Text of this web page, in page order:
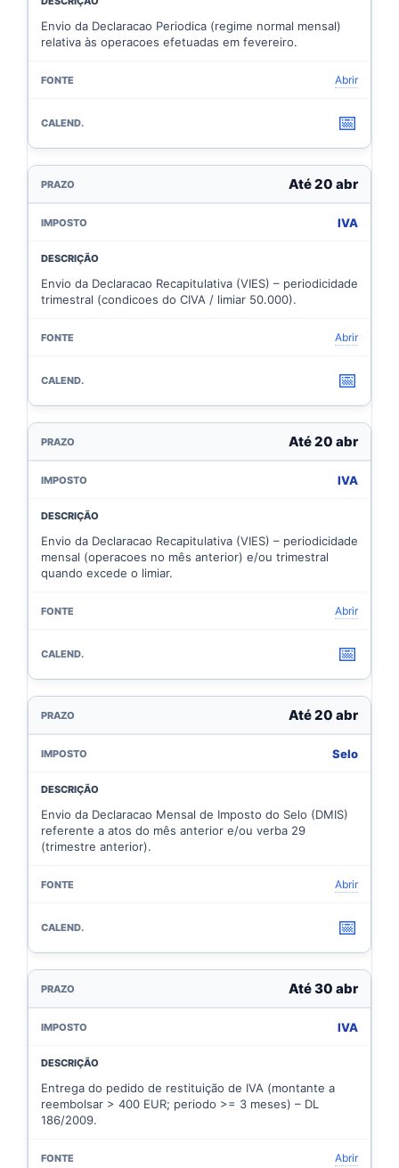
Envio da Declaracao Periodica (regime normal mensal)
relativa às operacoes efetuadas em fevereiro.
Abrir
📅
Até 20 abr
IVA
Envio da Declaracao Recapitulativa (VIES) – periodicidade
trimestral (condicoes do CIVA / limiar 50.000).
Abrir
📅
Até 20 abr
IVA
Envio da Declaracao Recapitulativa (VIES) – periodicidade
mensal (operacoes no mês anterior) e/ou trimestral
quando excede o limiar.
Abrir
📅
Até 20 abr
Selo
Envio da Declaracao Mensal de Imposto do Selo (DMIS)
referente a atos do mês anterior e/ou verba 29
(trimestre anterior).
Abrir
📅
Até 30 abr
IVA
Entrega do pedido de restituição de IVA (montante a
reembolsar > 400 EUR; periodo >= 3 meses) – DL
186/2009.
Abrir